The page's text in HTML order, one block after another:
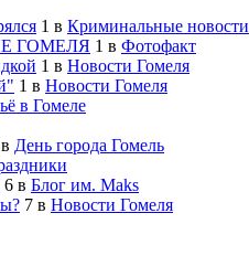
1 в Криминальные новости
ГОМЕЛЯ 1 в Фотофакт
1 в Новости Гомеля
1 в Новости Гомеля
в Гомеле
в День города Гомель
6 в Блог им. Maks
7 в Новости Гомеля